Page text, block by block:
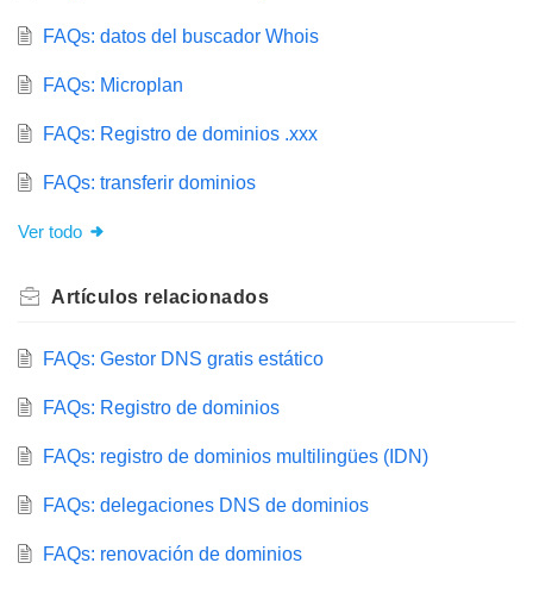
FAQs: datos del buscador Whois
FAQs: Microplan
FAQs: Registro de dominios .xxx
FAQs: transferir dominios
Ver todo
Artículos relacionados
FAQs: Gestor DNS gratis estático
FAQs: Registro de dominios
FAQs: registro de dominios multilingües (IDN)
FAQs: delegaciones DNS de dominios
FAQs: renovación de dominios